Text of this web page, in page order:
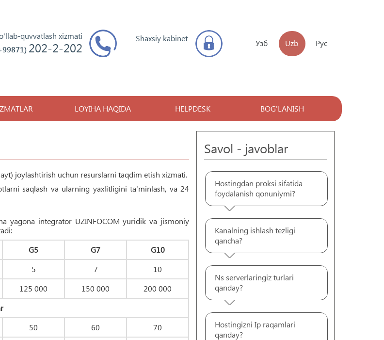
LOYIHA HAQIDA HELPDESK BOG'LANISH
Узб Uzb Рус
Shaxsiy kabinet
quvvatlash xizmati
202-2-202
joylashtirish uchun resurslarni taqdim etish xizmati.
saqlash va ularning yaxlitligini ta'minlash, va 24
yagona integrator UZINFOCOM yuridik va jismoniy
G5 G7
G10
5 7
10
125 000 150 000
200 000
50 60
70
Savol - javoblar
Hostingdan proksi sifatida
foydalanish qonuniymi?
Kanalning ishlash tezligi
qancha?
Ns serverlaringiz turlari
qanday?
Hostingizni Ip raqamlari
qanday?